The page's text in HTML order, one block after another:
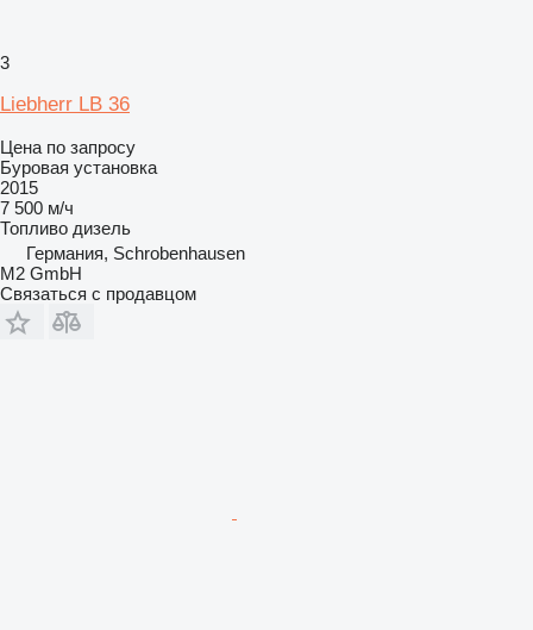
3
Liebherr LB 36
Цена по запросу
Буровая установка
2015
7 500 м/ч
Топливо дизель
Германия, Schrobenhausen
M2 GmbH
Связаться с продавцом